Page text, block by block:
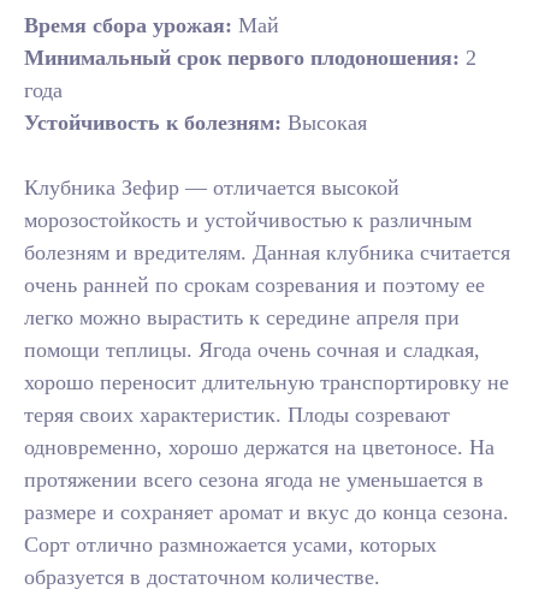
Время сбора урожая: Май
Минимальный срок первого плодоношения: 2
года
Устойчивость к болезням: Высокая
Клубника Зефир — отличается высокой
морозостойкость и устойчивостью к различным
болезням и вредителям. Данная клубника считается
очень ранней по срокам созревания и поэтому ее
легко можно вырастить к середине апреля при
помощи теплицы. Ягода очень сочная и сладкая,
хорошо переносит длительную транспортировку не
теряя своих характеристик. Плоды созревают
одновременно, хорошо держатся на цветоносе. На
протяжении всего сезона ягода не уменьшается в
размере и сохраняет аромат и вкус до конца сезона.
Сорт отлично размножается усами, которых
образуется в достаточном количестве.